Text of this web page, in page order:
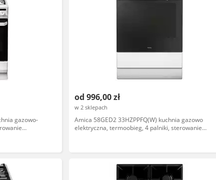
gazowo-
od 996,00 zł
w 2 sklepach
Amica 58GED2 33HZPPFQ(W) kuchnia gazowo
elektryczna, termoobieg, 4 palniki, sterowanie